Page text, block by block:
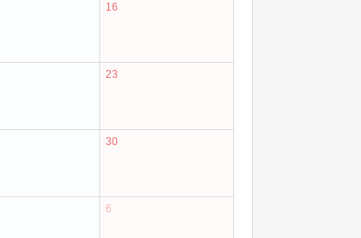
16
23
30
6